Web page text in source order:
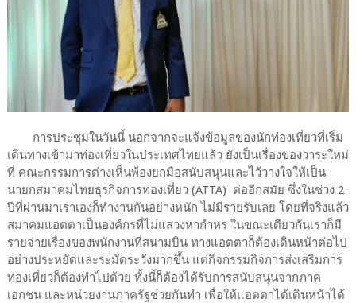
การประชุมในวันนี้ นอกจากจะแจ้งข้อมูลของนักท่องเที่ยวที่เริ่ม
เดินทางเข้ามาท่องเที่ยวในประเทศไทยแล้ว ยังเป็นเรื่องของวาระใหม่
ที่ คณะกรรมการต่างเห็นพ้องยกมือสนับสนุนและไว้วางใจให้เป็น
นายกสมาคมไทยธุรกิจการท่องเที่ยว (ATTA) ต่ออีกสมัย ซึ่งในช่วง 2
ปีที่ผ่านมาเราเองก็ทำงานกันอย่างหนัก ไม่มีรายรับเลย โดยที่จริงแล้ว
สมาคมแอตตาเป็นองค์กรที่ไม่แสวงหากำหร ในขณะเดียวกันเราก็มี
รายจ่ายเรื่องของพนักงานที่สนามบิน ทางแอตตาก็ต้องเดินหน้าต่อไป
อย่างประหยัดและระมัดระวังมากขึ้น แต่กิจกรรมกิจการส่งเสริมการ
ท่องเที่ยวก็ต้องทำไปด้วย ทั้งนี้ก็ต้องได้รับการสนับสนุนจากภาค
เอกชน และหน่วยงานภาครัฐช่วยกันทำ เพื่อให้แอตตาได้เดินหน้าได้